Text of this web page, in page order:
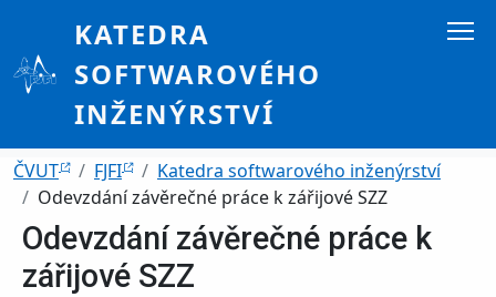
KATEDRA
SOFTWAROVÉHO
INŽENÝRSTVÍ
Drobečková navigace
ČVUT FJFI
Katedra softwarového inženýrství
Odevzdání závěrečné práce k zářijové SZZ
Odevzdání závěrečné práce k
zářijové SZZ